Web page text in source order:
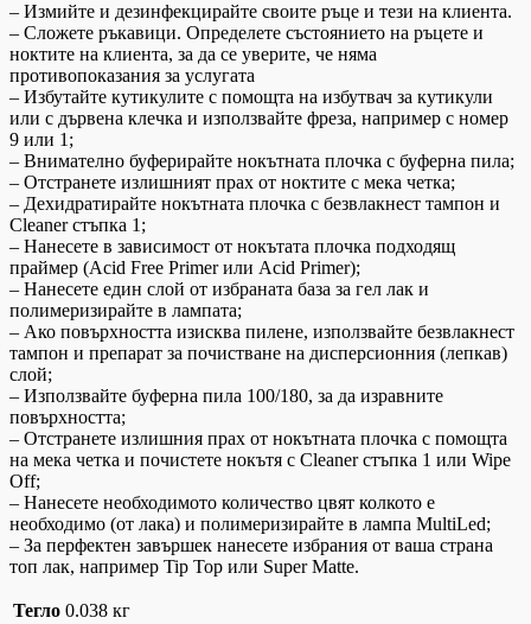
– Измийте и дезинфекцирайте своите ръце и тези на клиента.
– Сложете ръкавици. Определете състоянието на ръцете и
ноктите на клиента, за да се уверите, че няма
противопоказания за услугата
– Избутайте кутикулите с помощта на избутвач за кутикули
или с дървена клечка и използвайте фреза, например с номер
9 или 1;
– Внимателно буферирайте нокътната плочка с буферна пила;
– Отстранете излишният прах от ноктите с мека четка;
– Дехидратирайте нокътната плочка с безвлакнест тампон и
Cleaner стъпка 1;
– Нанесете в зависимост от нокътата плочка подходящ
праймер (Acid Free Primer или Acid Primer);
– Нанесете един слой от избраната база за гел лак и
полимеризирайте в лампата;
– Ако повърхността изисква пилене, използвайте безвлакнест
тампон и препарат за почистване на дисперсионния (лепкав)
слой;
– Използвайте буферна пила 100/180, за да изравните
повърхността;
– Отстранете излишния прах от нокътната плочка с помощта
на мека четка и почистете нокътя с Cleaner стъпка 1 или Wipe
Off;
– Нанесете необходимото количество цвят колкото е
необходимо (от лака) и полимеризирайте в лампа MultiLed;
– За перфектен завършек нанесете избрания от ваша страна
топ лак, например Tip Top или Super Matte.
Тегло 0.038 кг